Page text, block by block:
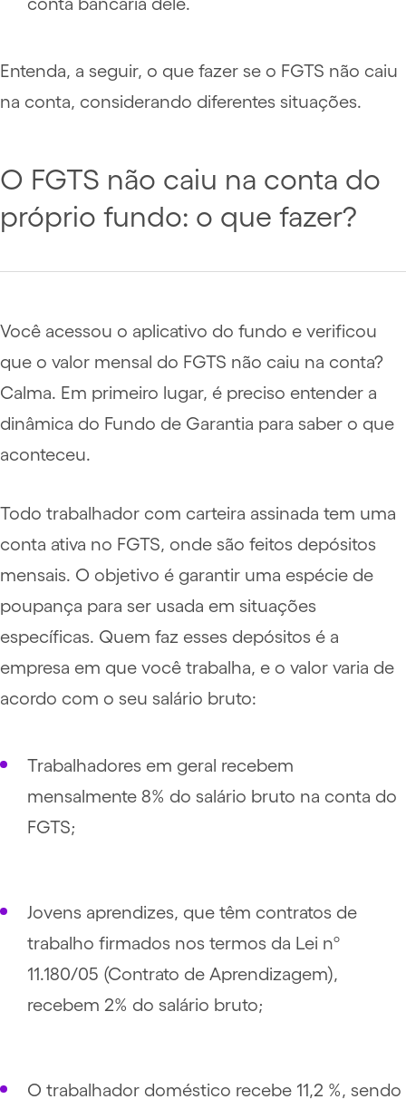
Entenda, a seguir, o que fazer se o FGTS não caiu
na conta, considerando diferentes situações.
O FGTS não caiu na conta do
próprio fundo: o que fazer?
Você acessou o aplicativo do fundo e verificou
que o valor mensal do FGTS não caiu na conta?
Calma. Em primeiro lugar, é preciso entender a
dinâmica do Fundo de Garantia para saber o que
aconteceu.
Todo trabalhador com carteira assinada tem uma
conta ativa no FGTS, onde são feitos depósitos
mensais. O objetivo é garantir uma espécie de
poupança para ser usada em situações
específicas. Quem faz esses depósitos é a
empresa em que você trabalha, e o valor varia de
acordo com o seu salário bruto:
Trabalhadores em geral recebem
mensalmente 8% do salário bruto na conta do
FGTS;
Jovens aprendizes, que têm contratos de
trabalho firmados nos termos da Lei nº
11.180/05 (Contrato de Aprendizagem),
recebem 2% do salário bruto;
O trabalhador doméstico recebe 11,2 %, sendo